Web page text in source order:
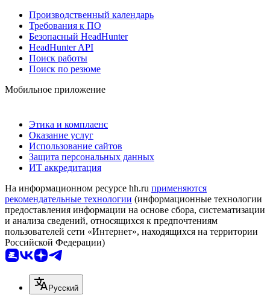
Производственный календарь
Требования к ПО
Безопасный HeadHunter
HeadHunter API
Поиск работы
Поиск по резюме
Мобильное приложение
Этика и комплаенс
Оказание услуг
Использование сайтов
Защита персональных данных
ИТ аккредитация
На информационном ресурсе hh.ru применяются
рекомендательные технологии (информационные технологии
предоставления информации на основе сбора, систематизации
и анализа сведений, относящихся к предпочтениям
пользователей сети «Интернет», находящихся на территории
Российской Федерации)
Русский